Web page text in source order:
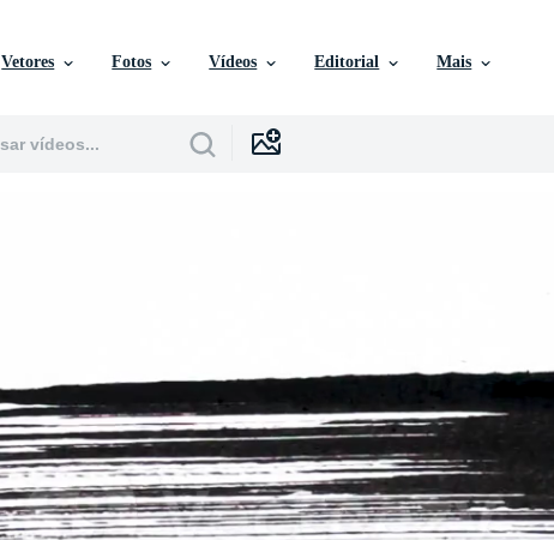
Vetores Fotos Vídeos Editorial Mais